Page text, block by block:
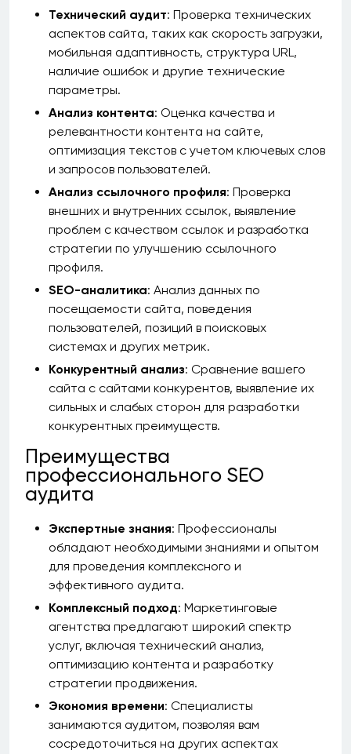
Технический аудит: Проверка технических
аспектов сайта, таких как скорость загрузки,
мобильная адаптивность, структура URL,
наличие ошибок и другие технические
параметры.
Анализ контента: Оценка качества и
релевантности контента на сайте,
оптимизация текстов с учетом ключевых слов
и запросов пользователей.
Анализ ссылочного профиля: Проверка
внешних и внутренних ссылок, выявление
проблем с качеством ссылок и разработка
стратегии по улучшению ссылочного
профиля.
SEO-аналитика: Анализ данных по
посещаемости сайта, поведения
пользователей, позиций в поисковых
системах и других метрик.
Конкурентный анализ: Сравнение вашего
сайта с сайтами конкурентов, выявление их
сильных и слабых сторон для разработки
конкурентных преимуществ.
Преимущества
профессионального SEO
аудита
Экспертные знания: Профессионалы
обладают необходимыми знаниями и опытом
для проведения комплексного и
эффективного аудита.
Комплексный подход: Маркетинговые
агентства предлагают широкий спектр
услуг, включая технический анализ,
оптимизацию контента и разработку
стратегии продвижения.
Экономия времени: Специалисты
занимаются аудитом, позволяя вам
сосредоточиться на других аспектах